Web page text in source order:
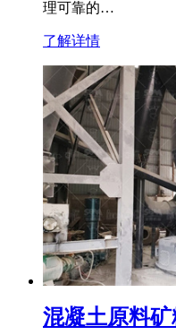
理可靠的…
了解详情
混凝土原料